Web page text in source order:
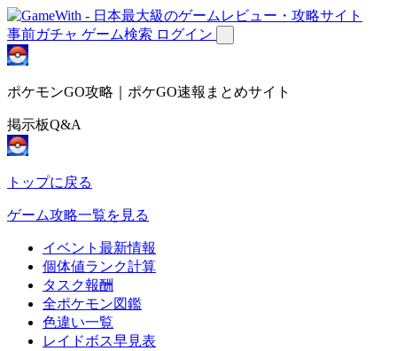
事前ガチャ ゲーム検索 ログイン
ポケモンGO攻略｜ポケGO速報まとめサイト
掲示板Q&A
トップに戻る
ゲーム攻略一覧を見る
イベント最新情報
個体値ランク計算
タスク報酬
全ポケモン図鑑
色違い一覧
レイドボス早見表